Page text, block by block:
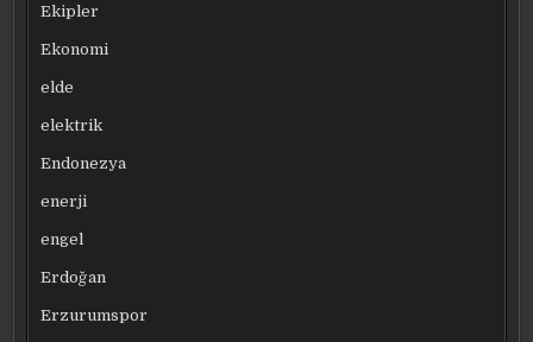
Ekipler
Ekonomi
elde
elektrik
Endonezya
enerji
engel
Erdoğan
Erzurumspor